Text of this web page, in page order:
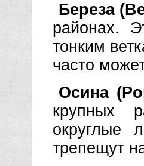
Береза
районах.
тонким
часто
Осина
крупных
округлые
трепещут